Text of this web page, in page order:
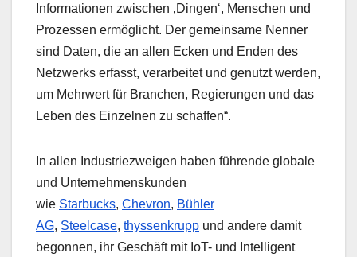
Informationen zwischen ‚Dingen‘, Menschen und
Prozessen ermöglicht. Der gemeinsame Nenner
sind Daten, die an allen Ecken und Enden des
Netzwerks erfasst, verarbeitet und genutzt werden,
um Mehrwert für Branchen, Regierungen und das
Leben des Einzelnen zu schaffen“.
In allen Industriezweigen haben führende globale
und Unternehmenskunden
wie Starbucks, Chevron, Bühler
AG, Steelcase, thyssenkrupp und andere damit
begonnen, ihr Geschäft mit IoT- und Intelligent